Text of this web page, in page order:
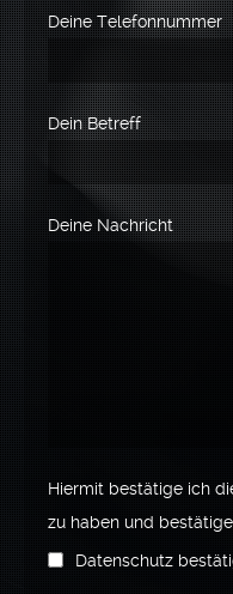
Deine Telefonnummer
Dein Betreff
Deine Nachricht
Hiermit bestätige ich
zu haben und bestätige
Datenschutz